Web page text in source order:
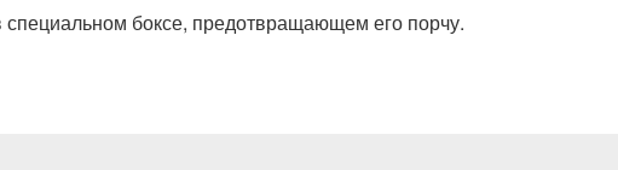
боксе, предотвращающем его порчу.